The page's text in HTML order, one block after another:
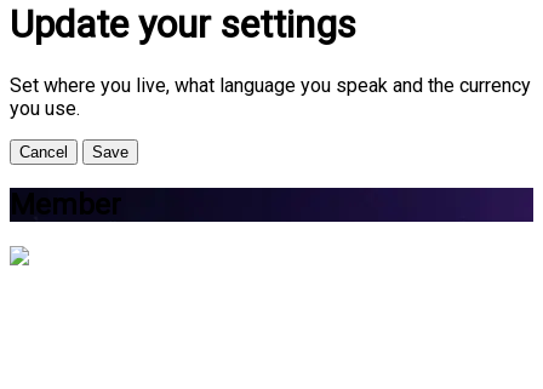
Update your settings
Set where you live, what language you speak and the currency
you use.
Cancel Save
Member